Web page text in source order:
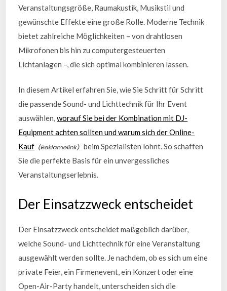
Veranstaltungsgröße, Raumakustik, Musikstil und
gewünschte Effekte eine große Rolle. Moderne Technik
bietet zahlreiche Möglichkeiten – von drahtlosen
Mikrofonen bis hin zu computergesteuerten
Lichtanlagen –, die sich optimal kombinieren lassen.
In diesem Artikel erfahren Sie, wie Sie Schritt für Schritt
die passende Sound- und Lichttechnik für Ihr Event
auswählen,worauf Sie bei der Kombination mit DJ-
Equipment achten sollten und warum sich der Online-
Kauf
beim Spezialisten lohnt. So schaffen
Sie die perfekte Basis für ein unvergessliches
Veranstaltungserlebnis.
Der Einsatzzweck entscheidet
Der Einsatzzweck entscheidet maßgeblich darüber,
welche Sound- und Lichttechnik für eine Veranstaltung
ausgewählt werden sollte. Je nachdem, ob es sich um eine
private Feier, ein Firmenevent, ein Konzert oder eine
Open-Air-Party handelt, unterscheiden sich die